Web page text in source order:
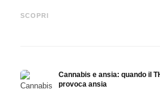
SCOPRI
Epidiolex e lo stato della
Cannabis e ansia: quando il
provoca ansia